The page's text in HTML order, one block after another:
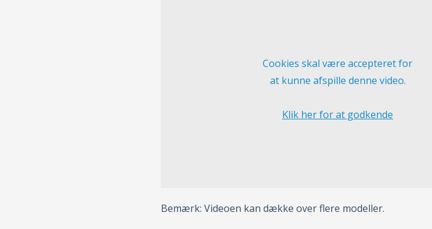
Cookies skal være accepteret for
at kunne afspille denne video.
Klik her for at godkende
Bemærk: Videoen kan dække over flere modeller.